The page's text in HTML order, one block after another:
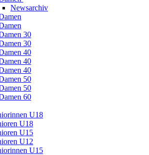
Newsarchiv
30
30
40
40
40
50
50
60
U18
U18
U15
U12
U15